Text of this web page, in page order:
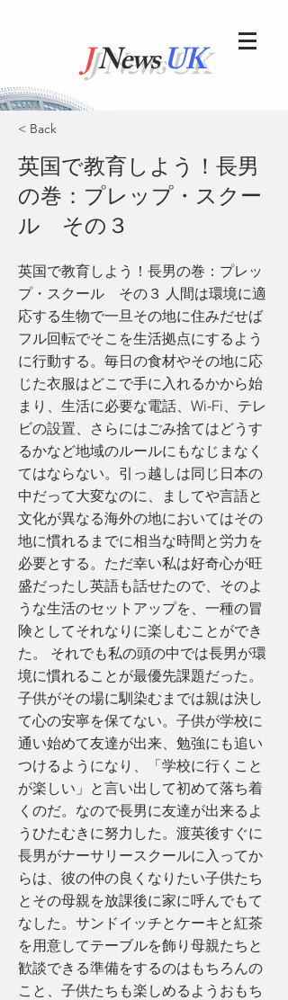
JNewsUK
< Back
英国で教育しよう！長男
の巻：プレップ・スクー
ル その３
英国で教育しよう！長男の巻：プレッ
プ・スクール その３ 人間は環境に適
応する生物で一旦その地に住みだせば
フル回転でそこを生活拠点にするよう
に行動する。毎日の食材やその地に応
じた衣服はどこで手に入れるかから始
まり、生活に必要な電話、Wi-Fi、テレ
ビの設置、さらにはごみ捨てはどうす
るかなど地域のルールにもなじまなく
てはならない。引っ越しは同じ日本の
中だって大変なのに、ましてや言語と
文化が異なる海外の地においてはその
地に慣れるまでに相当な時間と労力を
必要とする。ただ幸い私は好奇心が旺
盛だったし英語も話せたので、そのよ
うな生活のセットアップを、一種の冒
険としてそれなりに楽しむことができ
た。 それでも私の頭の中では長男が環
境に慣れることが最優先課題だった。
子供がその場に馴染むまでは親は決し
て心の安寧を保てない。子供が学校に
通い始めて友達が出来、勉強にも追い
つけるようになり、「学校に行くこと
が楽しい」と言い出して初めて落ち着
くのだ。なので長男に友達が出来るよ
うひたむきに努力した。渡英後すぐに
長男がナーサリースクールに入ってか
らは、彼の仲の良くなりたい子供たち
とその母親を放課後に家に呼んでもて
なした。サンドイッチとケーキと紅茶
を用意してテーブルを飾り母親たちと
歓談できる準備をするのはもちろんの
こと、子供たちも楽しめるようおもち